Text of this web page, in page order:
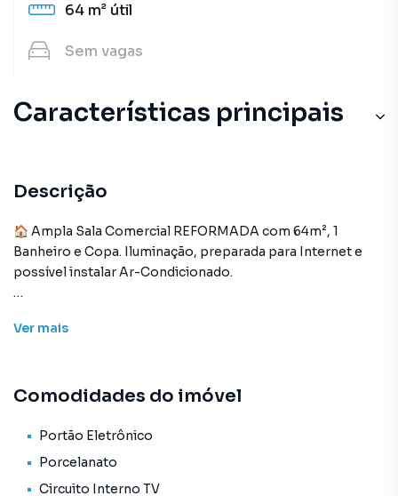
64 m² útil
Sem vagas
Características principais
Porcelanato
Circuito Interno TV
Elevador
Descrição
🏠 Ampla Sala Comercial REFORMADA com 64m², 1
Banheiro e Copa. Iluminação, preparada para Internet e
possível instalar Ar-Condicionado.
Condução fácil como Estação Sé da Metrô e Linhas de
- 🌃 Condomínio com Porteiro eletrônico. Obs.: VALOR
CONDOMÍNIO, IPTU, ÁGUA E LUZ.
Ver mais
Comodidades do imóvel
Portão Eletrônico
Porcelanato
Circuito Interno TV